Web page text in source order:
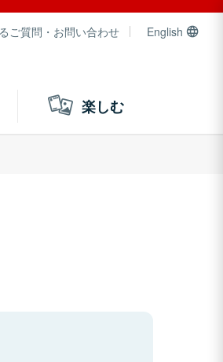
ご質問・お問い合わせ English
楽しむ